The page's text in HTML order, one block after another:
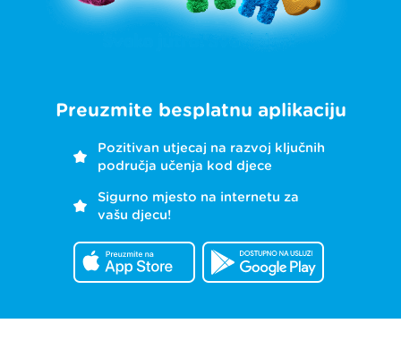
Preuzmite besplatnu aplikaciju
Pozitivan utjecaj na razvoj ključnih
područja učenja kod djece
Sigurno mjesto na internetu za
vašu djecu!